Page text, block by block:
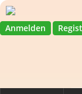
Anmelden